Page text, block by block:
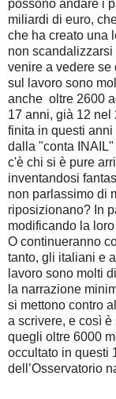
possono andare i
miliardi di euro,
che ha creato una
non
venire a vedere se
sul lavoro sono
anche oltre 2600
17 anni, già 12
finita in questi
dalla "conta
c'è chi si è pure
inventandosi
non parlassimo di
riposizionano? In
modificando la
O continueranno
tanto, gli italiani e
lavoro sono molti
la narrazione
si mettono contro
a scrivere, e così
quegli oltre 6000
occultato in questi
dell’Osservatorio